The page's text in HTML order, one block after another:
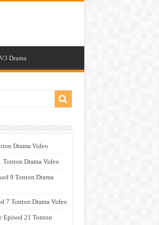
Drama
Drama Video
Drama Video
9 Tonton Drama
7 Tonton Drama Video
Episod 21 Tonton